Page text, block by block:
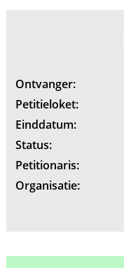
Ontvanger:
Petitieloket:
Einddatum:
Status:
Petitionaris:
Organisatie: